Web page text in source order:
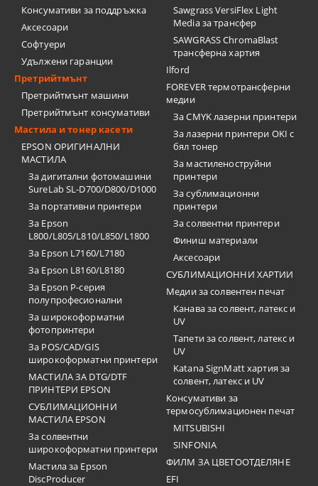
Консумативи за поддръжка
Аксесоари
Софтуери
Удължени гаранции
Претрийтмънт
Претрийтмънт машини
Претрийтмънт консумативи
Мастила и тонер касети
EPSON ОРИГИНАЛНИ
МАСТИЛА
За дигитални фотомашини
SureLab SL-D700/D800/D1000
За портативни принтери
За Epson
L800/L805/L810/L850/L1800
За Epson L7160/L7180
За Epson L8160/L8180
За Epson P-серия
полупрофесионални
За широкоформатни
фотопринтери
За POS/CAD/GIS
широкоформатни принтери
МАСТИЛА ЗА DTG/DTF
ПРИНТЕРИ EPSON
СУБЛИМАЦИОННИ
МАСТИЛА EPSON
За солвентни
широкоформатни принтери
Мастила за Epson
DiscProducer
Sawgrass VersiFlex Light
Media за трансфер
SAWGRASS ChromaBlast
трансферна хартия
Ilford
FOREVER термотрансферни
медии
За CMYK лазерни принтери
За лазерни принтери OKI с
бял тонер
За мастиленоструйни
принтери
За сублимационни
принтери
За солвентни принтери
Финиш материали
Аксесоари
СУБЛИМАЦИОННИ ХАРТИИ
Медии за солвентен печат
Канава за солвент, латекс и
UV
Тапети за солвент, латекс и
UV
Katana SignMatt хартия за
солвент, латекс и UV
Консумативи за
термосублимационен печат
MITSUBISHI
SINFONIA
ФИЛМ ЗА ЦВЕТООТДЕЛЯНЕ
EFI